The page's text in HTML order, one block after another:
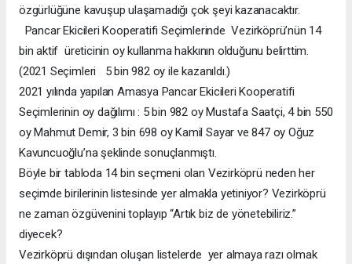
özgürlüğüne kavuşup ulaşamadığı çok şeyi kazanacaktır.
Pancar Ekicileri Kooperatifi Seçimlerinde Vezirköprü’nün 14
bin aktif üreticinin oy kullanma hakkının olduğunu belirttim.
(2021 Seçimleri 5 bin 982 oy ile kazanıldı.)
2021 yılında yapılan Amasya Pancar Ekicileri Kooperatifi
Seçimlerinin oy dağılımı : 5 bin 982 oy Mustafa Saatçi, 4 bin 550
oy Mahmut Demir, 3 bin 698 oy Kamil Sayar ve 847 oy Oğuz
Kavuncuoğlu’na şeklinde sonuçlanmıştı.
Böyle bir tabloda 14 bin seçmeni olan Vezirköprü neden her
seçimde birilerinin listesinde yer almakla yetiniyor? Vezirköprü
ne zaman özgüvenini toplayıp “Artık biz de yönetebiliriz.”
diyecek?
Vezirköprü dışından oluşan listelerde yer almaya razı olmak